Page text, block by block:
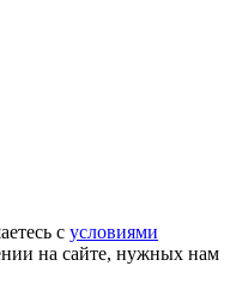
с условиями
на сайте, нужных нам